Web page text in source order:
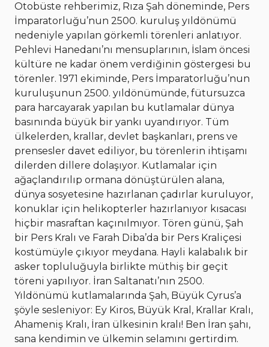
Otobüste rehberimiz, Rıza Şah döneminde, Pers
İmparatorluğu’nun 2500. kuruluş yıldönümü
nedeniyle yapılan görkemli törenleri anlatıyor.
Pehlevi Hanedanı’nı mensuplarının, İslam öncesi
kültüre ne kadar önem verdiğinin göstergesi bu
törenler. 1971 ekiminde, Pers İmparatorluğu’nun
kuruluşunun 2500. yıldönümünde, fütursuzca
para harcayarak yapılan bu kutlamalar dünya
basınında büyük bir yankı uyandırıyor. Tüm
ülkelerden, krallar, devlet başkanları, prens ve
prensesler davet ediliyor, bu törenlerin ihtişamı
dilerden dillere dolaşıyor. Kutlamalar için
ağaçlandırılıp ormana dönüştürülen alana,
dünya sosyetesine hazırlanan çadırlar kuruluyor,
konuklar için helikopterler hazırlanıyor kısacası
hiçbir masraftan kaçınılmıyor. Tören günü, Şah
bir Pers Kralı ve Farah Diba’da bir Pers Kraliçesi
kostümüyle çıkıyor meydana. Hayli kalabalık bir
asker topluluğuyla birlikte müthiş bir geçit
töreni yapılıyor. İran Saltanatı’nın 2500.
Yıldönümü kutlamalarında Şah, Büyük Cyrus’a
şöyle sesleniyor: Ey Kiros, Büyük Kral, Krallar Kralı,
Ahameniş Kralı, İran ülkesinin kralı! Ben İran şahı,
sana kendimin ve ülkemin selamını gertirdim.